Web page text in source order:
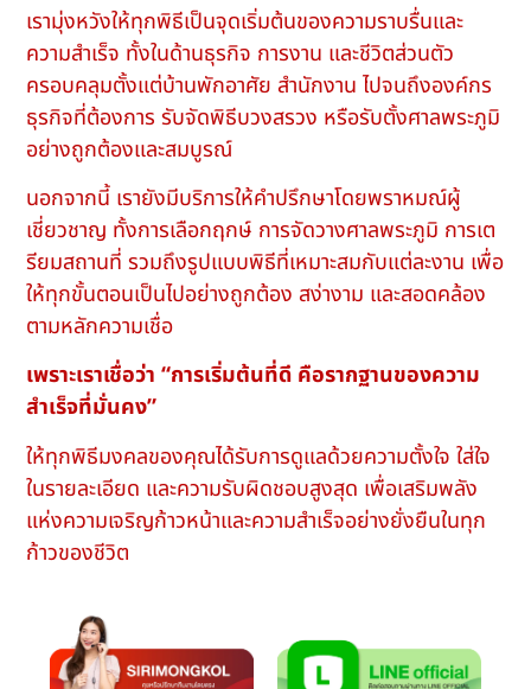
เรามุ่งหวังให้ทุกพิธีเป็นจุดเริ่มต้นของความราบรื่นและ
ความสำเร็จ ทั้งในด้านธุรกิจ การงาน และชีวิตส่วนตัว
ครอบคลุมตั้งแต่บ้านพักอาศัย สำนักงาน ไปจนถึงองค์กร
ธุรกิจที่ต้องการ รับจัดพิธีบวงสรวง หรือรับตั้งศาลพระภูมิ
อย่างถูกต้องและสมบูรณ์
นอกจากนี้ เรายังมีบริการให้คำปรึกษาโดยพราหมณ์ผู้
เชี่ยวชาญ ทั้งการเลือกฤกษ์ การจัดวางศาลพระภูมิ การเต
รียมสถานที่ รวมถึงรูปแบบพิธีที่เหมาะสมกับแต่ละงาน เพื่อ
ให้ทุกขั้นตอนเป็นไปอย่างถูกต้อง สง่างาม และสอดคล้อง
ตามหลักความเชื่อ
เพราะเราเชื่อว่า “การเริ่มต้นที่ดี คือรากฐานของความ
สำเร็จที่มั่นคง”
ให้ทุกพิธีมงคลของคุณได้รับการดูแลด้วยความตั้งใจ ใส่ใจ
ในรายละเอียด และความรับผิดชอบสูงสุด เพื่อเสริมพลัง
แห่งความเจริญก้าวหน้าและความสำเร็จอย่างยั่งยืนในทุก
ก้าวของชีวิต